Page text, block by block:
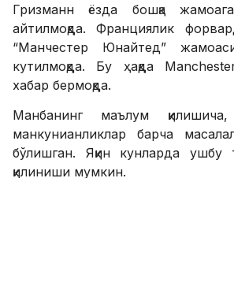
Гризманн ёзда бошқа
айтилмоқда. Франциялик
“Манчестер Юнайтед”
кутилмоқда. Бу ҳақда
хабар бермоқда.
Манбанинг маълум
манкунианликлар барча
бўлишган. Яқин кунларда ушбу
қилиниши мумкин.